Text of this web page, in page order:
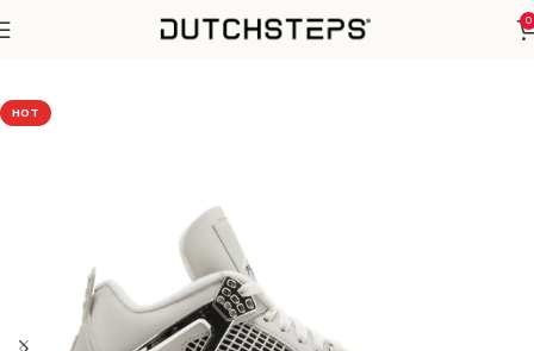
0
HOT